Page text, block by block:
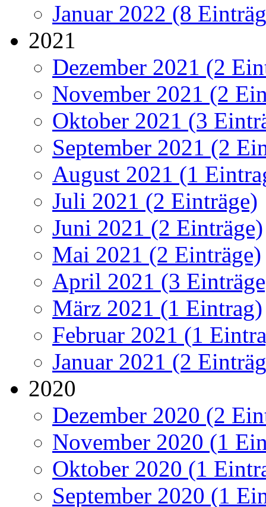
Januar 2022 (8
2021
Dezember 2021 (2
November 2021 (2
Oktober 2021 (3
September 2021 (2
August 2021 (1
Juli 2021 (2 Einträge)
Juni 2021 (2 Einträge)
Mai 2021 (2 Einträge)
April 2021 (3
März 2021 (1 Eintrag)
Februar 2021 (1
Januar 2021 (2
2020
Dezember 2020 (2
November 2020 (1
Oktober 2020 (1
September 2020 (1